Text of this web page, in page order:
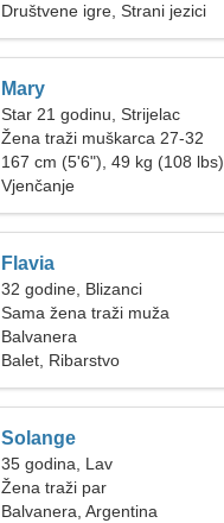
Društvene igre, Strani jezici
Mary
Star 21 godinu, Strijelac
Žena traži muškarca 27-32
167 cm (5'6"), 49 kg (108 lbs)
Vjenčanje
Flavia
32 godine, Blizanci
Sama žena traži muža
Balvanera
Balet, Ribarstvo
Solange
35 godina, Lav
Žena traži par
Balvanera, Argentina